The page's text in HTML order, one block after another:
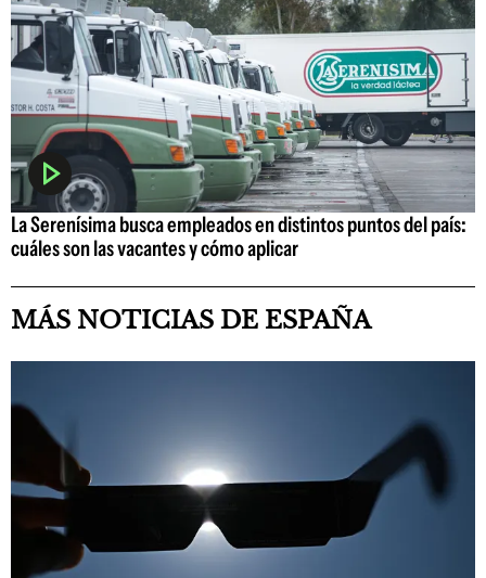
La Serenísima busca empleados en distintos puntos del país:
cuáles son las vacantes y cómo aplicar
MÁS NOTICIAS DE ESPAÑA